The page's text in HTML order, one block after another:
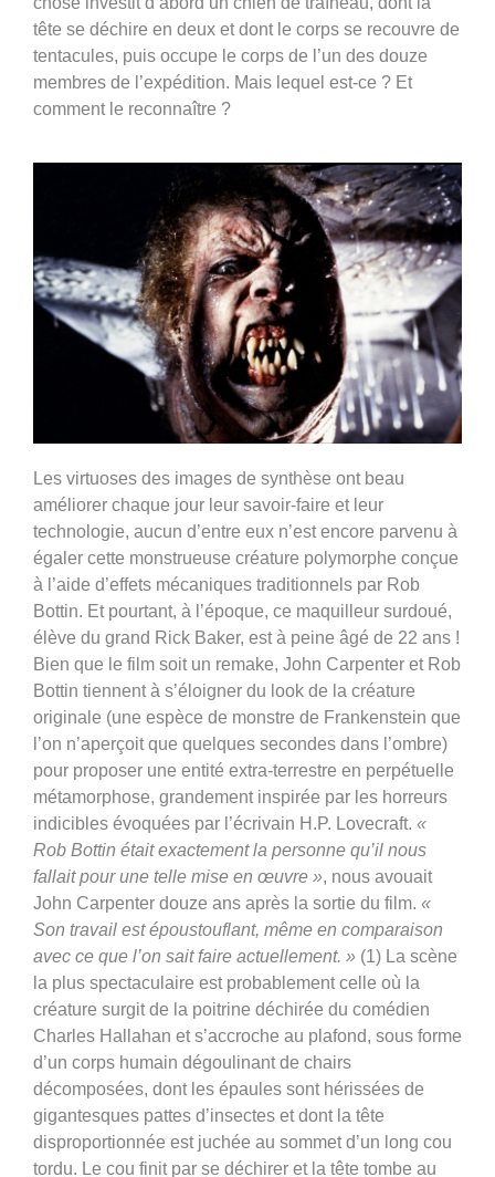
tête se déchire en deux et dont le corps se recouvre de
tentacules, puis occupe le corps de l’un des douze
membres de l’expédition. Mais lequel est-ce ? Et
comment le reconnaître ?
Les virtuoses des images de synthèse ont beau
améliorer chaque jour leur savoir-faire et leur
technologie, aucun d’entre eux n’est encore parvenu à
égaler cette monstrueuse créature polymorphe conçue
à l’aide d’effets mécaniques traditionnels par Rob
Bottin. Et pourtant, à l’époque, ce maquilleur surdoué,
élève du grand Rick Baker, est à peine âgé de 22 ans !
Bien que le film soit un remake, John Carpenter et Rob
Bottin tiennent à s’éloigner du look de la créature
originale (une espèce de monstre de Frankenstein que
l’on n’aperçoit que quelques secondes dans l’ombre)
pour proposer une entité extra-terrestre en perpétuelle
métamorphose, grandement inspirée par les horreurs
indicibles évoquées par l’écrivain H.P. Lovecraft. «
Rob Bottin était exactement la personne qu’il nous
fallait pour une telle mise en œuvre », nous avouait
John Carpenter douze ans après la sortie du film. «
Son travail est époustouflant, même en comparaison
avec ce que l’on sait faire actuellement. » (1) La scène
la plus spectaculaire est probablement celle où la
créature surgit de la poitrine déchirée du comédien
Charles Hallahan et s’accroche au plafond, sous forme
d’un corps humain dégoulinant de chairs
décomposées, dont les épaules sont hérissées de
gigantesques pattes d’insectes et dont la tête
disproportionnée est juchée au sommet d’un long cou
tordu. Le cou finit par se déchirer et la tête tombe au